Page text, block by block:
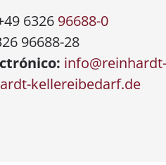
6326 96688-0
96688-28
kellereibedarf.de